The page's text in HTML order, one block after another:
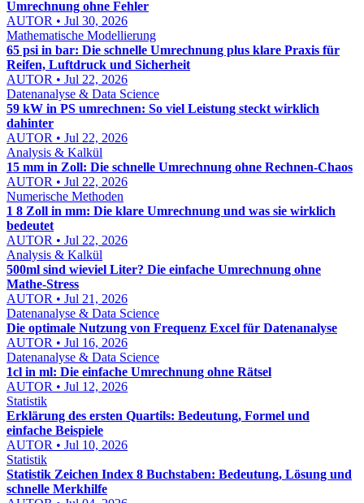
Umrechnung ohne Fehler
AUTOR • Jul 30, 2026
Mathematische Modellierung
65 psi in bar: Die schnelle Umrechnung plus klare Praxis für
Reifen, Luftdruck und Sicherheit
AUTOR • Jul 22, 2026
Datenanalyse & Data Science
59 kW in PS umrechnen: So viel Leistung steckt wirklich
dahinter
AUTOR • Jul 22, 2026
Analysis & Kalkül
15 mm in Zoll: Die schnelle Umrechnung ohne Rechnen-Chaos
AUTOR • Jul 22, 2026
Numerische Methoden
1 8 Zoll in mm: Die klare Umrechnung und was sie wirklich
bedeutet
AUTOR • Jul 22, 2026
Analysis & Kalkül
500ml sind wieviel Liter? Die einfache Umrechnung ohne
Mathe-Stress
AUTOR • Jul 21, 2026
Datenanalyse & Data Science
Die optimale Nutzung von Frequenz Excel für Datenanalyse
AUTOR • Jul 16, 2026
Datenanalyse & Data Science
1cl in ml: Die einfache Umrechnung ohne Rätsel
AUTOR • Jul 12, 2026
Statistik
Erklärung des ersten Quartils: Bedeutung, Formel und
einfache Beispiele
AUTOR • Jul 10, 2026
Statistik
Statistik Zeichen Index 8 Buchstaben: Bedeutung, Lösung und
schnelle Merkhilfe